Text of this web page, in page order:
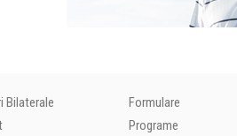
Bilaterale
Formulare
Programe